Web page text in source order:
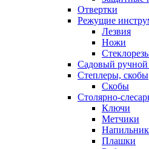
Отвертки
Режущие
Лезвия
Ножи
Садовый ручной
Степлеры, скобы
Скобы
Столярно-
Ключи
Метчики
Плашки